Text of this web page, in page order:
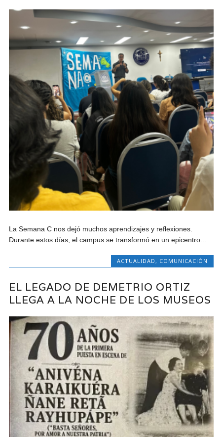
La Semana C nos dejó muchos aprendizajes y reflexiones.
Durante estos días, el campus se transformó en un epicentro...
ACTUALIDAD, COMUNICACIÓN
EL LEGADO DE DEMETRIO ORTIZ
LLEGA A LA NOCHE DE LOS MUSEOS